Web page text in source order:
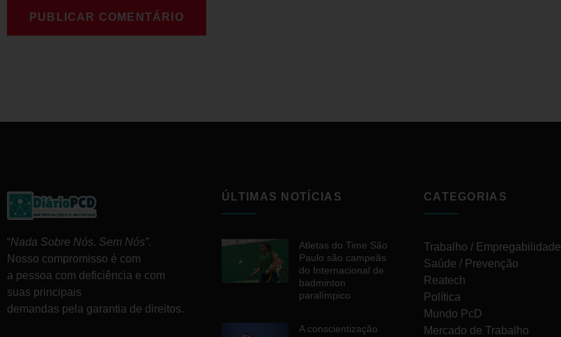
“Nada Sobre Nós. Sem Nós”.
Nosso compromisso é com
a pessoa com deficiência e com
suas principais
demandas pela garantia de direitos.
ÚLTIMAS NOTÍCIAS
Atletas do Time São
Paulo são campeãs
do Internacional de
badminton
paralímpico
A conscientização
CATEGORIAS
Trabalho / Empregabilidade
Saúde / Prevenção
Reatech
Política
Mundo PcD
Mercado de Trabalho